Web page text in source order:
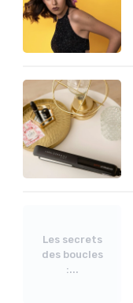
Les secrets
des boucles
:...